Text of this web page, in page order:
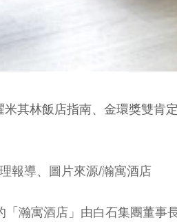
其林飯店指南、金環獎雙肯
報導、圖片來源/瀚寓酒店
「瀚寓酒店」由白石集團董